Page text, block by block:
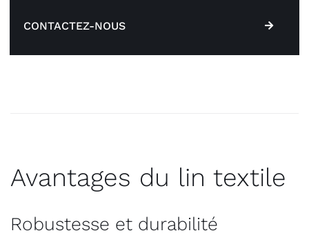
CONTACTEZ-NOUS
Avantages du lin textile
Robustesse et durabilité